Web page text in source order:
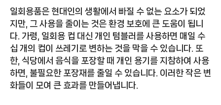
일회용품은 현대인의 생활에서 빠질 수 없는 요소가 되었
지만, 그 사용을 줄이는 것은 환경 보호에 큰 도움이 됩니
다. 가령, 일회용 컵 대신 개인 텀블러를 사용하면 매일 수
십 개의 컵이 쓰레기로 변하는 것을 막을 수 있습니다. 또
한, 식당에서 음식을 포장할 때 개인 용기를 지참하여 사용
하면, 불필요한 포장재를 줄일 수 있습니다. 이러한 작은 변
화들이 모여 큰 효과를 만들어냅니다.